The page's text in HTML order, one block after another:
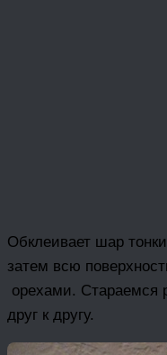
Обклеивает шар
затем всю
орехами. Стараемся
друг к другу.